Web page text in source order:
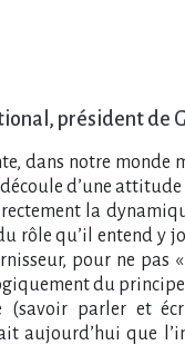
président de
dans notre
d’une
la
rôle qu’il entend y
pour ne pas
du
(savoir parler et
que